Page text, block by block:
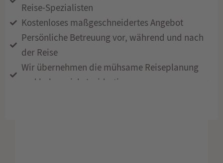
Reise-Spezialisten
Kostenloses maßgeschneidertes Angebot
Persönliche Betreuung vor, während und nach
der Reise
Wir übernehmen die mühsame Reiseplanung
und haben viele Insidertipps